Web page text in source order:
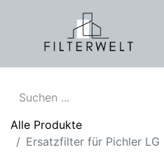
Alle Produkte
Ersatzfilter für Pichler